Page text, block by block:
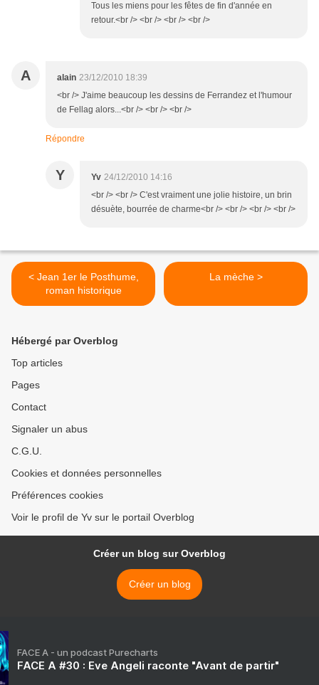
Tous les miens pour les fêtes de fin d'année en
retour.<br /> <br /> <br /> <br />
A alain 23/12/2010 18:39
<br /> J'aime beaucoup les dessins de Ferrandez et l'humour
de Fellag alors...<br /> <br /> <br />
Répondre
Y Yv 24/12/2010 14:16
<br /> <br /> C'est vraiment une jolie histoire, un brin
désuète, bourrée de charme<br /> <br /> <br /> <br />
< Jean 1er le Posthume,
roman historique
La mèche >
Hébergé par Overblog
Top articles
Pages
Contact
Signaler un abus
C.G.U.
Cookies et données personnelles
Préférences cookies
Voir le profil de Yv sur le portail Overblog
Créer un blog sur Overblog
Créer un blog
FACE A - un podcast Purecharts
FACE A #30 : Eve Angeli raconte "Avant de partir"